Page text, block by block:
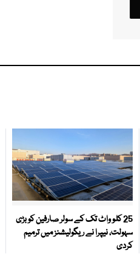
25 کلو واٹ تک کے سولر صارفین کو بڑی
سہولت، نیپرا نے ریگولیشنز میں ترمیم
کردی